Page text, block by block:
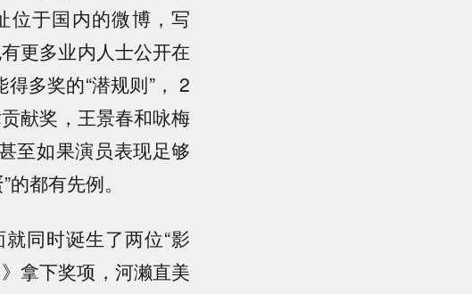
位于国内的微博，写
更多业内人士公开在
多奖的“潜规则”， 2
献奖，王景春和咏梅
至如果演员表现足够
都有先例。
同时诞生了两位“影
拿下奖项，河濑直美